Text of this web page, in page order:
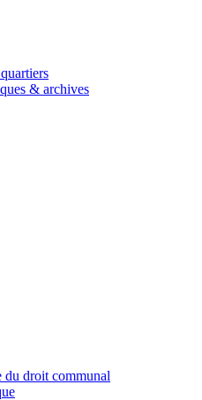
& archives
du droit communal